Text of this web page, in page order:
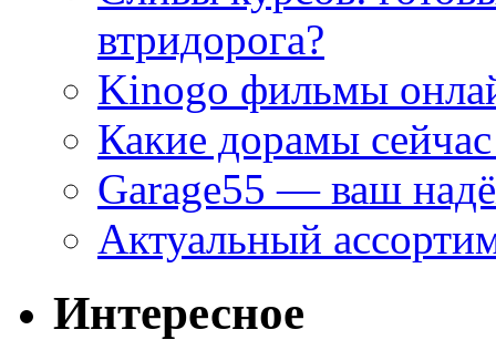
втридорога?
Kinogo фильмы
Какие дорамы
Garage55 — ваш
Актуальный
Интересное